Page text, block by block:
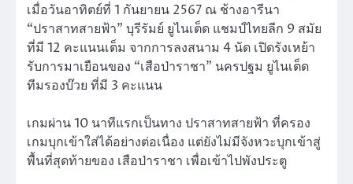
เมื่อวันอาทิตย์ที่ 1 กันยายน 2567 ณ ช้างอารีนา
“ปราสาทสายฟ้า” บุรีรัมย์ ยูไนเต็ด แชมป์ไทยลีก 9 สมัย
ที่มี 12 คะแนนเต็ม จากการลงสนาม 4 นัด เปิดรังเหย้า
รับการมาเยือนของ “เสือป่าราชา” นครปฐม ยูไนเต็ด
ทีมรองบ๊วย ที่มี 3 คะแนน
เกมผ่าน 10 นาทีแรกเป็นทาง ปราสาทสายฟ้า ที่ครอง
เกมบุกเข้าใส่ได้อย่างต่อเนื่อง แต่ยังไม่มีจังหวะบุกเข้าสู่
พื้นที่สุดท้ายของ เสือป่าราชา เพื่อเข้าไปพังประตู